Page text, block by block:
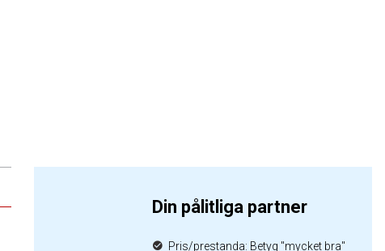
Din pålitliga partner
Pris/prestanda: Betyg "mycket bra"